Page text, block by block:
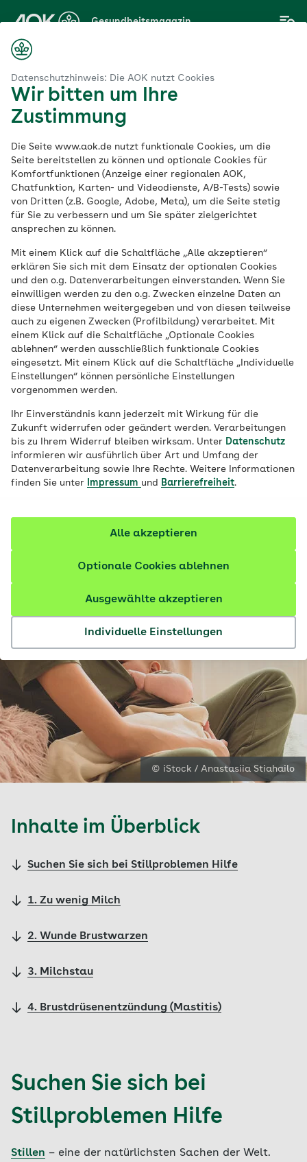
Datenschutzhinweis: Die AOK nutzt Cookies
Wir bitten um Ihre
Zustimmung
Die Seite www.aok.de nutzt funktionale Cookies, um die
Seite bereitstellen zu können und optionale Cookies für
Komfortfunktionen (Anzeige einer regionalen AOK,
Chatfunktion, Karten- und Videodienste, A/B-Tests) sowie
von Dritten (z.B. Google, Adobe, Meta), um die Seite stetig
für Sie zu verbessern und um Sie später zielgerichtet
ansprechen zu können.
Mit einem Klick auf die Schaltfläche „Alle akzeptieren“
erklären Sie sich mit dem Einsatz der optionalen Cookies
und den o.g. Datenverarbeitungen einverstanden. Wenn Sie
einwilligen werden zu den o.g. Zwecken einzelne Daten an
diese Unternehmen weitergegeben und von diesen teilweise
auch zu eigenen Zwecken (Profilbildung) verarbeitet. Mit
einem Klick auf die Schaltfläche „Optionale Cookies
ablehnen“ werden ausschließlich funktionale Cookies
eingesetzt. Mit einem Klick auf die Schaltfläche „Individuelle
Einstellungen“ können persönliche Einstellungen
vorgenommen werden.
Ihr Einverständnis kann jederzeit mit Wirkung für die
Zukunft widerrufen oder geändert werden. Verarbeitungen
bis zu Ihrem Widerruf bleiben wirksam. Unter Datenschutz
informieren wir ausführlich über Art und Umfang der
Datenverarbeitung sowie Ihre Rechte. Weitere Informationen
finden Sie unter
Impressum und Barrierefreiheit.
Individuelle Einstellungen
Ausgewählte akzeptieren
Optionale Cookies ablehnen
Alle akzeptieren
Hauptinhalt
springen
Gesundheitsmagazin
Die 4 häufigsten
Stillprobleme – und
wie sie gelöst werden
können
Veröffentlicht am:
11.04.2023 aktualisiert am 11.03.2026
16 Minuten Lesedauer
Wunde Brustwarzen, Milchstau oder
Milchmangel: Viele Frauen haben anfangs
leiden so sehr, dass sie frühzeitig abstillen.
Dabei lassen sich Stillprobleme meist gut
in den Griff bekommen.
© iStock / Anastasiia Stiahailo
Inhalte im Überblick
Suchen Sie sich bei Stillproblemen Hilfe
1. Zu wenig Milch
2. Wunde Brustwarzen
3. Milchstau
4. Brustdrüsenentzündung (Mastitis)
Suchen Sie sich bei
Stillproblemen Hilfe
Stillen – eine der natürlichsten Sachen der Welt.